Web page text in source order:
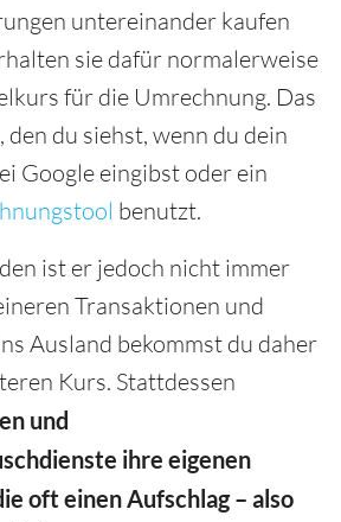
untereinander kaufen
sie dafür normalerweise
für die Umrechnung. Das
du siehst, wenn du dein
Google eingibst oder ein
benutzt.
ist er jedoch nicht immer
Transaktionen und
Ausland bekommst du daher
Kurs. Stattdessen
und
ihre eigenen
oft einen Aufschlag – also